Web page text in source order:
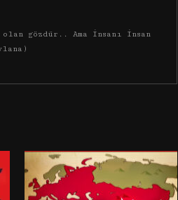
gözdür.. Ama insanı insan